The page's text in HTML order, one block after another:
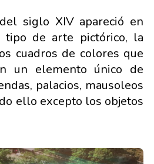
siglo XIV apareció en
tipo de arte pictórico, la
cuadros de colores que
un elemento único de
palacios, mausoleos
ello excepto los objetos